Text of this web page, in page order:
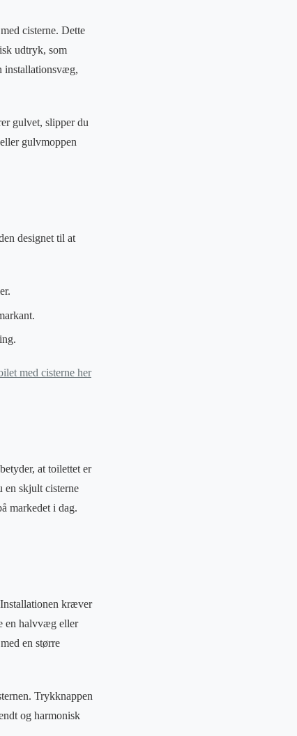
cisterne. Dette
udtryk, som
installationsvæg,
gulvet, slipper du
gulvmoppen
designet til at
med cisterne her
at toilettet er
en skjult cisterne
markedet i dag.
kræver
en halvvæg eller
en større
Trykknappen
og harmonisk